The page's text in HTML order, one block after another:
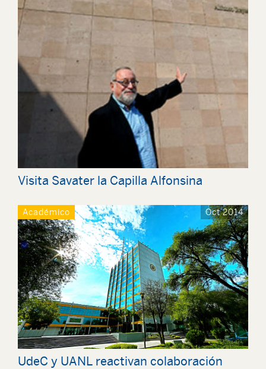
Visita Savater la Capilla Alfonsina
Académico Oct 2014
UdeC y UANL reactivan colaboración